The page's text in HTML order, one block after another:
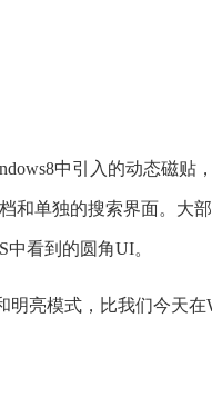
中引入的动态磁贴
和单独的搜索界面。大
中看到的圆角UI。
亮模式，比我们今天在